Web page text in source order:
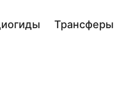
Трансферы